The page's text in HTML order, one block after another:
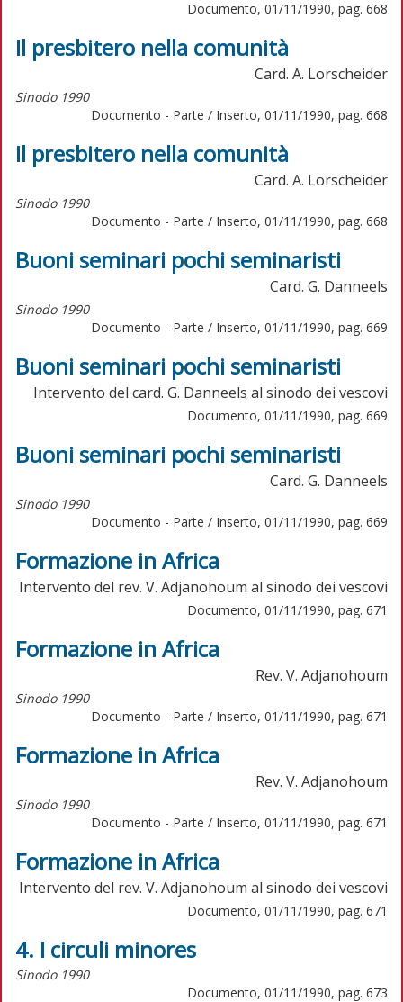
Documento, 01/11/1990, pag. 668
Il presbitero nella comunità
Card. A. Lorscheider
Sinodo 1990
Documento - Parte / Inserto, 01/11/1990, pag. 668
Il presbitero nella comunità
Card. A. Lorscheider
Sinodo 1990
Documento - Parte / Inserto, 01/11/1990, pag. 668
Buoni seminari pochi seminaristi
Card. G. Danneels
Sinodo 1990
Documento - Parte / Inserto, 01/11/1990, pag. 669
Buoni seminari pochi seminaristi
Intervento del card. G. Danneels al sinodo dei vescovi
Documento, 01/11/1990, pag. 669
Buoni seminari pochi seminaristi
Card. G. Danneels
Sinodo 1990
Documento - Parte / Inserto, 01/11/1990, pag. 669
Formazione in Africa
Intervento del rev. V. Adjanohoum al sinodo dei vescovi
Documento, 01/11/1990, pag. 671
Formazione in Africa
Rev. V. Adjanohoum
Sinodo 1990
Documento - Parte / Inserto, 01/11/1990, pag. 671
Formazione in Africa
Rev. V. Adjanohoum
Sinodo 1990
Documento - Parte / Inserto, 01/11/1990, pag. 671
Formazione in Africa
Intervento del rev. V. Adjanohoum al sinodo dei vescovi
Documento, 01/11/1990, pag. 671
4. I circuli minores
Sinodo 1990
Documento, 01/11/1990, pag. 673